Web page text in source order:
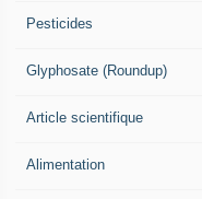
Pesticides
Glyphosate (Roundup)
Article scientifique
Alimentation